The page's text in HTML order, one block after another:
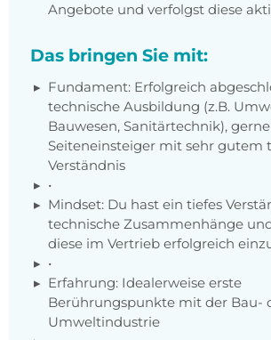
Angebote und verfolgst diese
Das bringen Sie mit:
Fundament: Erfolgreich
technische Ausbildung (z.B.
Bauwesen, Sanitärtechnik),
Seiteneinsteiger mit sehr gutem
Verständnis
•
Mindset: Du hast ein tiefes
technische Zusammenhänge
diese im Vertrieb erfolgreich
•
Erfahrung: Idealerweise erste
Berührungspunkte mit der Bau-
Umweltindustrie